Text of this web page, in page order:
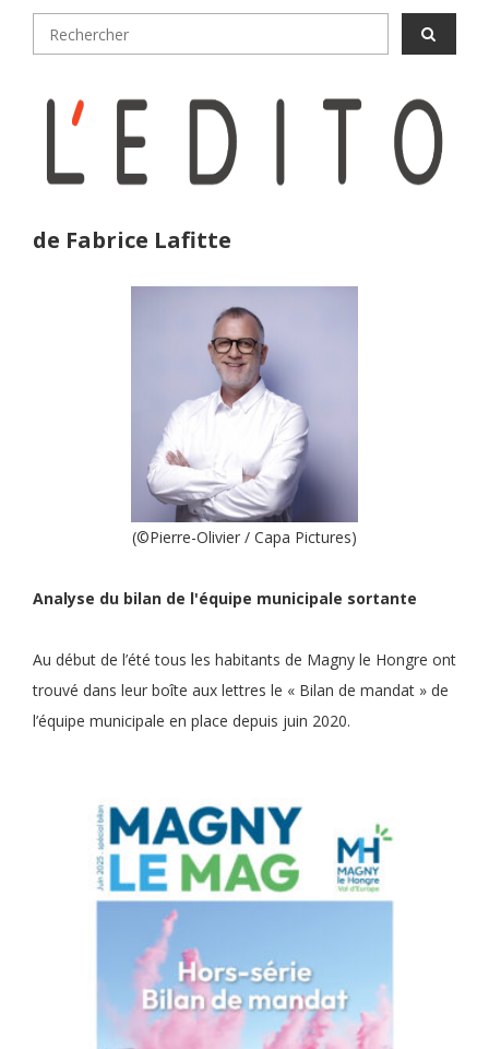
de Fabrice Lafitte
(©Pierre-Olivier / Capa Pictures)
Analyse du bilan de l'équipe municipale sortante
Au début de l’été tous les habitants de Magny le Hongre ont
trouvé dans leur boîte aux lettres le « Bilan de mandat » de
l’équipe municipale en place depuis juin 2020.